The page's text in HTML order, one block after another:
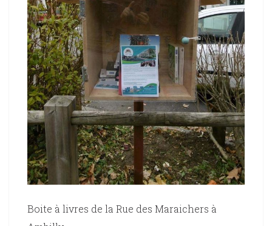
Boite à livres de la Rue des Maraichers à